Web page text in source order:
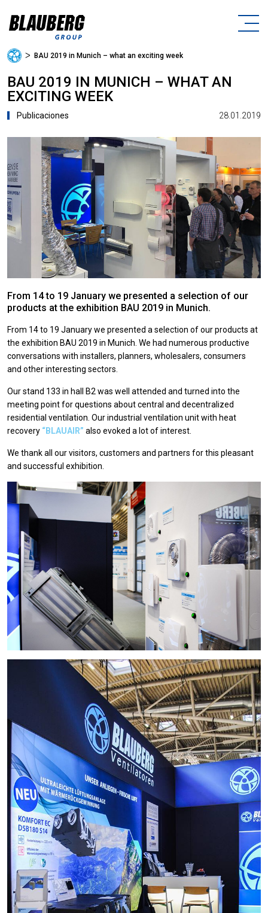
ᐳ BAU 2019 in Munich – what an exciting week
BAU 2019 IN MUNICH – WHAT AN
EXCITING WEEK
Publicaciones 28.01.2019
From 14 to 19 January we presented a selection of our
products at the exhibition BAU 2019 in Munich.
From 14 to 19 January we presented a selection of our products at
the exhibition BAU 2019 in Munich. We had numerous productive
conversations with installers, planners, wholesalers, consumers
and other interesting sectors.
Our stand 133 in hall B2 was well attended and turned into the
meeting point for questions about central and decentralized
residential ventilation. Our industrial ventilation unit with heat
recovery “BLAUAIR” also evoked a lot of interest.
We thank all our visitors, customers and partners for this pleasant
and successful exhibition.